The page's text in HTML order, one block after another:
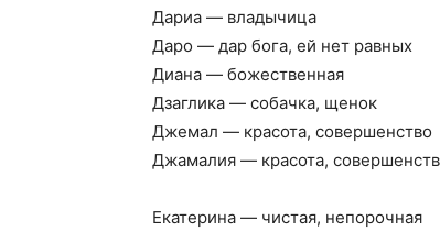
Дариа — владычица
Даро — дар бога, ей нет равных
Диана — божественная
Дзаглика — собачка, щенок
Джемал — красота, совершенство
Джамалия — красота,
Екатерина — чистая, непорочная